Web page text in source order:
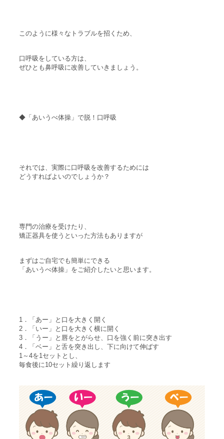
このように様々なトラブルを招くため、
口呼吸をしている方は、
ぜひとも鼻呼吸に改善していきましょう。
◆「あいうべ体操」で脱！口呼吸
それでは、実際に口呼吸を改善するためには
どうすればよいのでしょうか？
専門の治療を受けたり、
矯正器具を使うといった方法もありますが
まずはご自宅でも簡単にできる
「あいうべ体操」をご紹介したいと思います。
1．「あー」と口を大きく開く
2．「いー」と口を大きく横に開く
3．「うー」と唇をとがらせ、口を強く前に突き出す
4．「ベー」と舌を突き出し、下に向けて伸ばす
1～4を1セットとし、
毎食後に10セット繰り返します